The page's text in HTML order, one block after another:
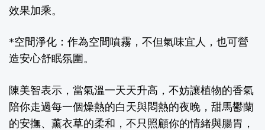
效果加乘。
*空間淨化：作為空間噴霧，不但氣味宜人，也可營
造安心舒眠氛圍。
陳美智表示，當氣溫一天天升高，不妨讓植物的香氣
陪你走過每一個燥熱的白天與悶熱的夜晚，甜馬鬱蘭
的安撫、薰衣草的柔和，不只照顧你的情緒與腸胃，